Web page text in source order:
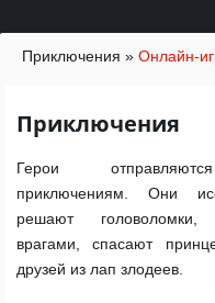
Приключения » Онлайн-
Приключения
Герои
приключениям. Они
решают
врагами, спасают
друзей из лап злодеев.